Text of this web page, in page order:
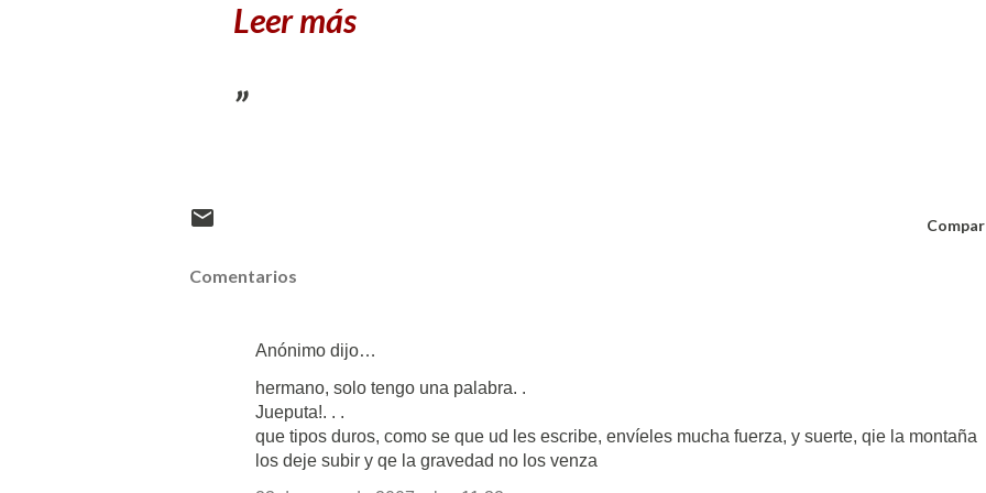
Leer más
Comentarios
Anónimo dijo…
hermano, solo tengo una palabra. .
Jueputa!. . .
que tipos duros, como se que ud les escribe, envíeles mucha fuerza, y suerte, qie la montaña
los deje subir y qe la gravedad no los venza